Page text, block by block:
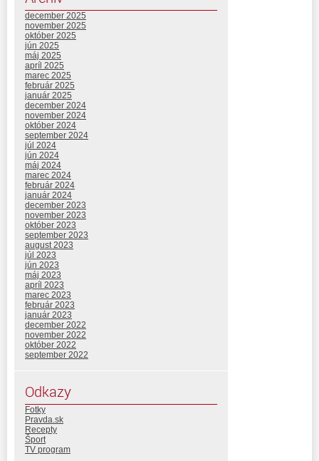
december 2025
november 2025
október 2025
jún 2025
máj 2025
apríl 2025
marec 2025
február 2025
január 2025
december 2024
november 2024
október 2024
september 2024
júl 2024
jún 2024
máj 2024
marec 2024
február 2024
január 2024
december 2023
november 2023
október 2023
september 2023
august 2023
júl 2023
jún 2023
máj 2023
apríl 2023
marec 2023
február 2023
január 2023
december 2022
november 2022
október 2022
september 2022
Odkazy
Fotky
Pravda.sk
Recepty
Šport
TV program